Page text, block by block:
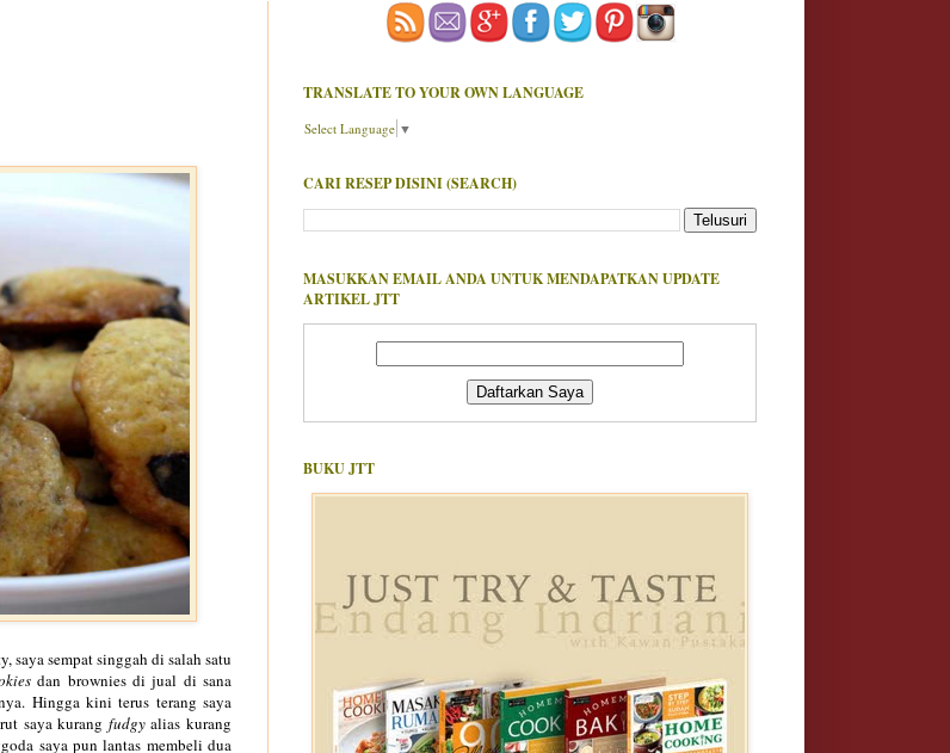
sempat singgah di salah satu
dan brownies di jual di sana
Hingga kini terus terang saya
saya kurang fudgyalias kurang
saya pun lantas membeli dua
TRANSLATE TO YOUR OWN LANGUAGE
Select Language ▼
CARI RESEP DISINI (SEARCH)
MASUKKAN EMAIL ANDA UNTUK MENDAPATKAN UPDATE
ARTIKEL JTT
BUKU JTT